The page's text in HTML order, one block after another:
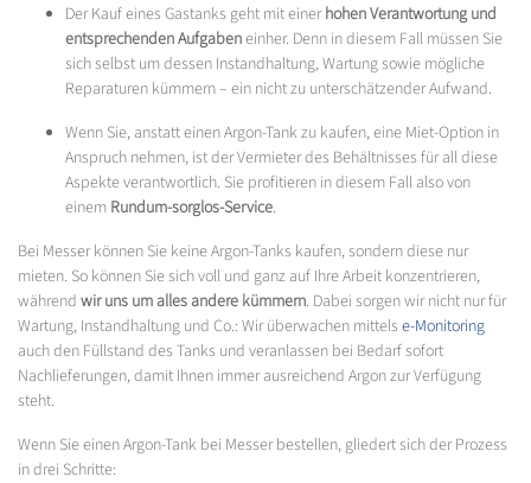
Der Kauf eines Gastanks geht mit einerhohen Verantwortung und
entsprechenden Aufgabeneinher. Denn in diesem Fall müssen Sie
sich selbst um dessen Instandhaltung, Wartung sowie mögliche
Reparaturen kümmern – ein nicht zu unterschätzender Aufwand.
Wenn Sie, anstatt einen Argon-Tank zu kaufen, eine Miet-Option in
Anspruch nehmen, ist der Vermieter des Behältnisses für all diese
Aspekte verantwortlich. Sie profitieren in diesem Fall also von
einem Rundum-sorglos-Service.
Bei Messer können Sie keine Argon-Tanks kaufen, sondern diese nur
mieten. So können Sie sich voll und ganz auf Ihre Arbeit konzentrieren,
während wir uns um alles andere kümmern. Dabei sorgen wir nicht nur für
Wartung, Instandhaltung und Co.: Wir überwachen mittels e-Monitoring
auch den Füllstand des Tanks und veranlassen bei Bedarf sofort
Nachlieferungen, damit Ihnen immer ausreichend Argon zur Verfügung
steht.
Wenn Sie einen Argon-Tank bei Messer bestellen, gliedert sich der Prozess
in drei Schritte: